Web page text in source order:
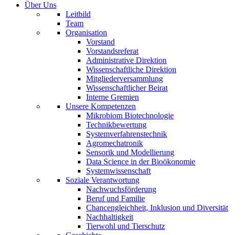
Über Uns
Leitbild
Team
Organisation
Vorstand
Vorstandsreferat
Administrative Direktion
Wissenschaftliche Direktion
Mitgliederversammlung
Wissenschaftlicher Beirat
Interne Gremien
Unsere Kompetenzen
Mikrobiom Biotechnologie
Technikbewertung
Systemverfahrenstechnik
Agromechatronik
Sensorik und Modellierung
Data Science in der Bioökonomie
Systemwissenschaft
Soziale Verantwortung
Nachwuchsförderung
Beruf und Familie
Chancengleichheit, Inklusion und Diversität
Nachhaltigkeit
Tierwohl und Tierschutz